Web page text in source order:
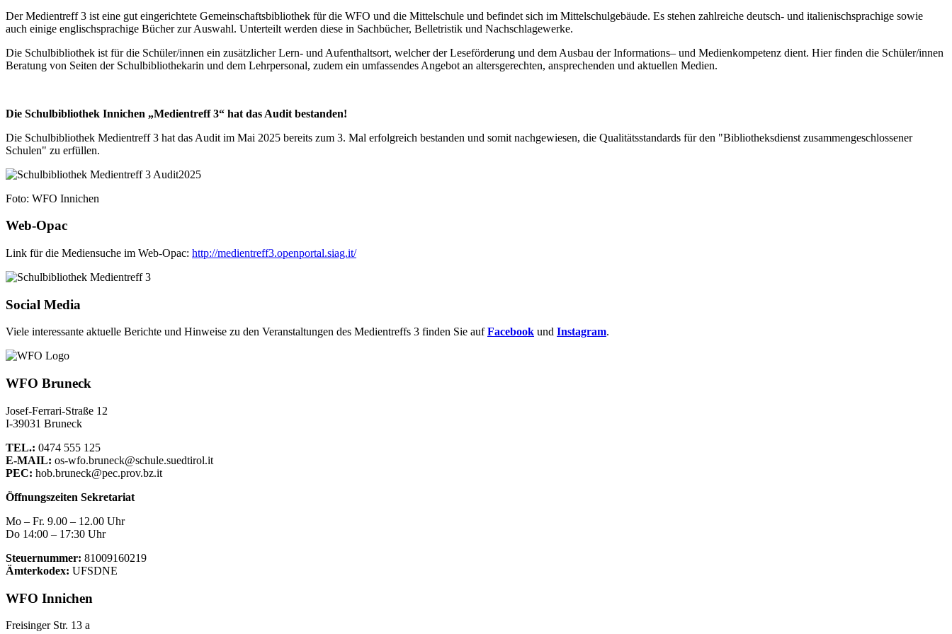
Der Medientreff 3 ist eine gut eingerichtete Gemeinschaftsbibliothek für die WFO und die Mittelschule und befindet sich im Mittelschulgebäude. Es stehen zahlreiche deutsch- und italienischsprachige sowie
auch einige englischsprachige Bücher zur Auswahl. Unterteilt werden diese in Sachbücher, Belletristik und Nachschlagewerke.
Die Schulbibliothek ist für die Schüler/innen ein zusätzlicher Lern- und Aufenthaltsort, welcher der Leseförderung und dem Ausbau der Informations– und Medienkompetenz dient. Hier finden die Schüler/innen
Beratung von Seiten der Schulbibliothekarin und dem Lehrpersonal, zudem ein umfassendes Angebot an altersgerechten, ansprechenden und aktuellen Medien.
Die Schulbibliothek Innichen „Medientreff 3“ hat das Audit bestanden!
Die Schulbibliothek Medientreff 3 hat das Audit im Mai 2025 bereits zum 3. Mal erfolgreich bestanden und somit nachgewiesen, die Qualitätsstandards für den "Bibliotheksdienst zusammengeschlossener
Schulen" zu erfüllen.
Foto: WFO Innichen
Web-Opac
Link für die Mediensuche im Web-Opac: http://medientreff3.openportal.siag.it/
Social Media
Viele interessante aktuelle Berichte und Hinweise zu den Veranstaltungen des Medientreffs 3 finden Sie aufFacebook und Instagram.
WFO Bruneck
Josef-Ferrari-Straße 12
I-39031 Bruneck
TEL.: 0474 555 125
E-MAIL: os-wfo.bruneck@schule.suedtirol.it
PEC: hob.bruneck@pec.prov.bz.it
Öffnungszeiten Sekretariat
Mo – Fr. 9.00 – 12.00 Uhr
Do 14:00 – 17:30 Uhr
Steuernummer: 81009160219
Ämterkodex: UFSDNE
WFO Innichen
Freisinger Str. 13 a